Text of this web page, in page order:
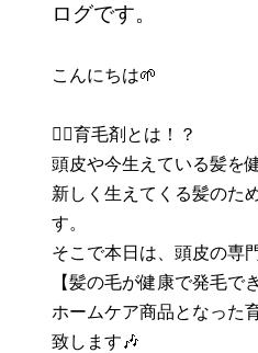
ログです。
こんにちは🌱
💁‍♀育毛剤とは！？
頭皮や今生えている髪を
新しく生えてくる髪のた
す。
そこで本日は、頭皮の専
【髪の毛が健康で発毛で
ホームケア商品となった
致します🎶